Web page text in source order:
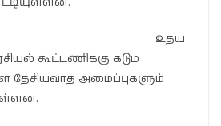
உதய
கூட்டணிக்கு கடும்
தேசியவாத அமைப்புகளும்